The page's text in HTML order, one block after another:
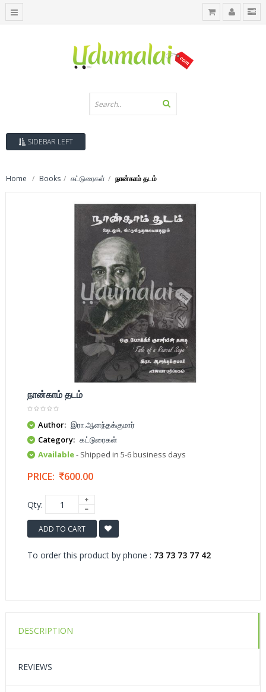
SIDEBAR LEFT
Home Books கட்டுரைகள் நான்காம் தடம்
நான்காம் தடம்
Author: இரா.ஆனந்தக்குமார்
Category: கட்டுரைகள்
Available- Shipped in 5-6 business days
PRICE: 600.00
Qty:
ADD TO CART
To order this product by phone : 73 73 73 77 42
DESCRIPTION
REVIEWS